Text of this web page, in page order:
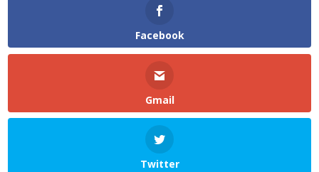
Facebook
Gmail
Twitter